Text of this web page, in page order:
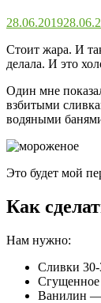
28.06.2019
Стоит жара. И
делала. И это
Один мне
взбитыми
водяными
Это будет мой
Как
Нам нужно:
Сливки
Ванилин